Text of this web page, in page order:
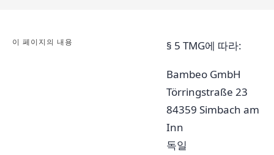
이 페이지의 내용 § 5 TMG에 따라:
Bambeo GmbH
Törringstraße 23
84359 Simbach am
Inn
독일